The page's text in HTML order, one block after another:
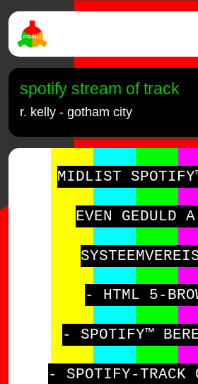
spotify stream of track
r. kelly - gotham city
MIDLIST
EVEN GEDULD
- HTML 5-
- SPOTIFY™
- SPOTIFY-TRACK